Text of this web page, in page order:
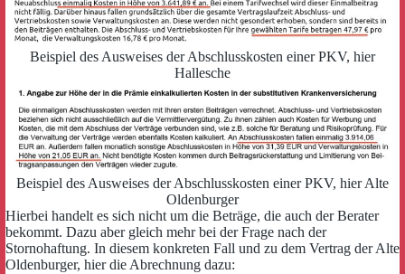
Beispiel des Ausweises der Abschlusskosten einer PKV, hier
Hallesche
Beispiel des Ausweises der Abschlusskosten einer PKV, hier Alte
Oldenburger
Hierbei handelt es sich nicht um die Beträge, die auch der Berater
bekommt. Dazu aber gleich mehr bei der Frage nach der
Stornohaftung. In diesem konkreten Fall und zu dem Vertrag der Alte
Oldenburger, hier die Abrechnung dazu: